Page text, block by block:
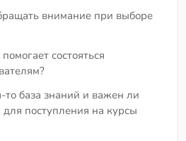
внимание при выборе
состояться
база знаний и важен ли
для поступления на курсы